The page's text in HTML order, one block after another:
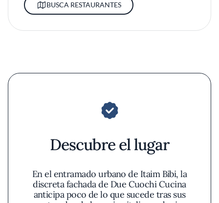
BUSCA RESTAURANTES
Descubre el lugar
En el entramado urbano de Itaim Bibi, la
discreta fachada de Due Cuochi Cucina
anticipa poco de lo que sucede tras sus